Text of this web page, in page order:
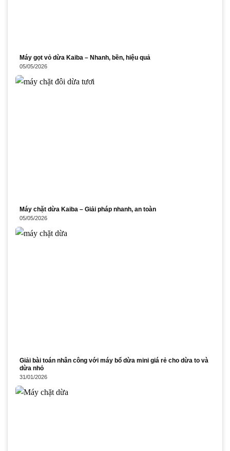
Máy gọt vỏ dừa Kaiba – Nhanh, bền, hiệu quả
05/05/2026
Máy chặt dừa Kaiba – Giải pháp nhanh, an toàn
05/05/2026
Giải bài toán nhân công với máy bổ dừa mini giá rẻ cho dừa to và
dừa nhỏ
31/01/2026